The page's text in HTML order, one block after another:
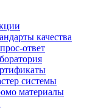
качества
ответ
системы
материалы